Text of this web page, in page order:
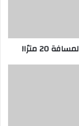
20 مترًا!